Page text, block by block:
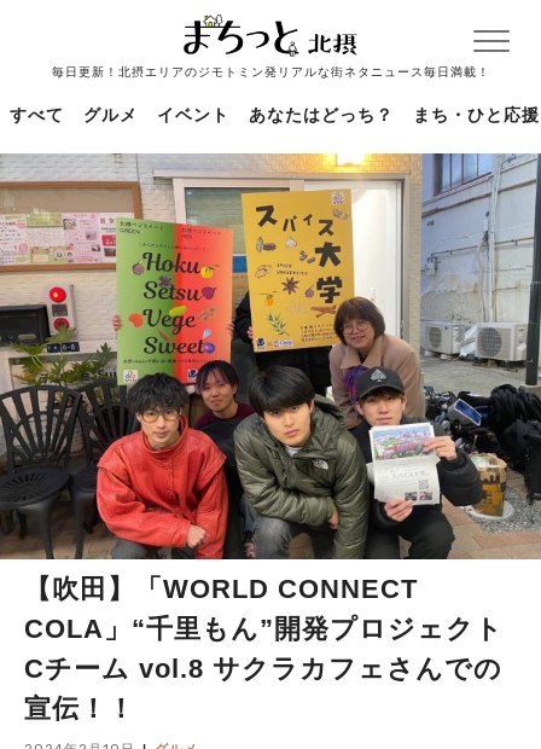
毎日更新！北摂エリアのジモトミン発リアルな街ネタニュース毎日満載！
すべて グルメ イベント あなたはどっち？ まち・ひと応援
【吹田】「WORLD CONNECT
COLA」“千里もん”開発プロジェクト
Cチーム vol.8 サクラカフェさんでの
宣伝！！